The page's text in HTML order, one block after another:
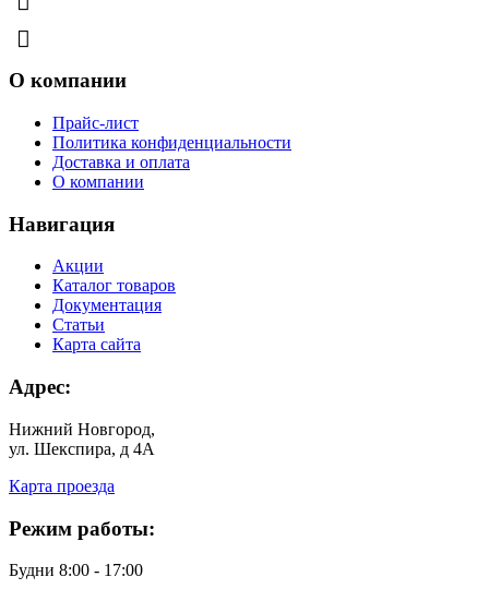
О компании
Прайс-лист
Политика конфиденциальности
Доставка и оплата
О компании
Навигация
Акции
Каталог товаров
Документация
Статьи
Карта сайта
Адрес:
Нижний Новгород,
ул. Шекспира, д 4А
Карта проезда
Режим работы:
Будни 8:00 - 17:00